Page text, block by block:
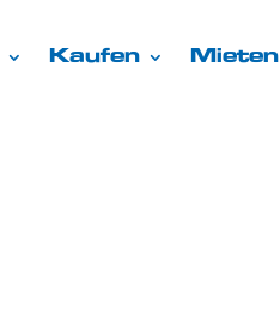
Kaufen Mieten